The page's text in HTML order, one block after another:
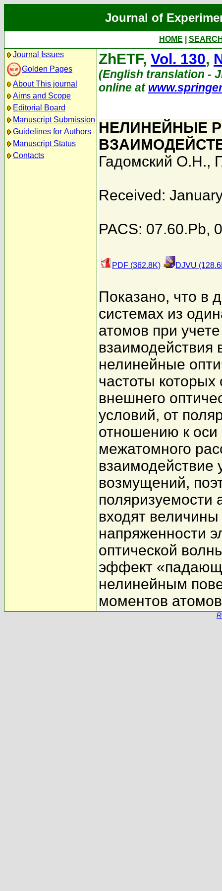
Journal of
HOME
Journal Issues
Golden Pages
About This journal
Aims and Scope
Editorial Board
Manuscript Submission
Guidelines for Authors
Manuscript Status
Contacts
ZhETF, Vol. 130,
(English translation -
online at
НЕЛИНЕЙНЫЕ
Гадомский О.Н.,
Received:
PACS: 07.60.Pb,
PDF (362.8K) DJVU
Показано, что в
системах из
атомов при
взаимодействия
нелинейные
частоты которых
внешнего
условий, от
отношению к оси
межатомного
взаимодействие
возмущений,
поляризуемости
входят
напряженности
оптической
эффект
нелинейным
моментов